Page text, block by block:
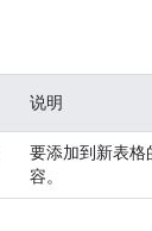
说明
要添加到新表格
容。